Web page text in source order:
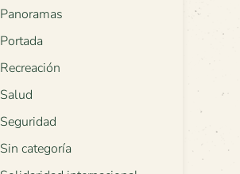
Panoramas
Portada
Recreación
Salud
Seguridad
Sin categoría